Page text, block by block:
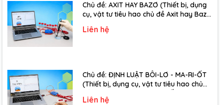
Chủ đề: AXIT HAY BAZƠ (Thiết bị, dụng
cụ, vật tư tiêu hao chủ đề Axit hay Bazơ
Liên hệ
Chủ đề: ĐỊNH LUẬT BÔI-LƠ - MA-RI-ỐT
(Thiết bị, dụng cụ, vật tư tiêu hao chủ
Liên hệ